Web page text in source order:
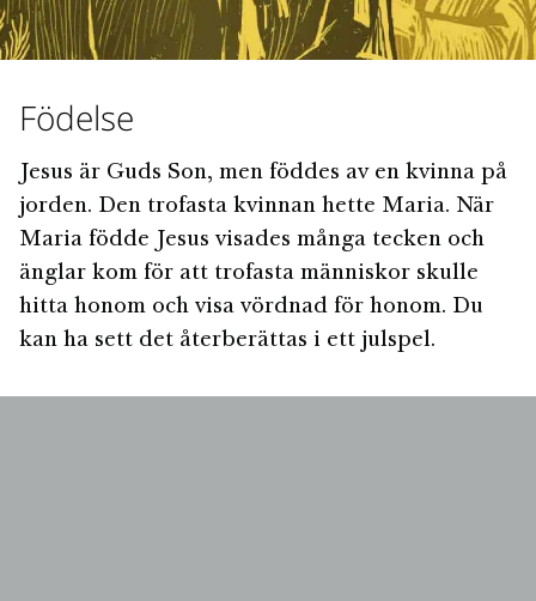
Födelse
Jesus är Guds Son, men föddes av en kvinna på
jorden. Den trofasta kvinnan hette Maria. När
Maria födde Jesus visades många tecken och
änglar kom för att trofasta människor skulle
hitta honom och visa vördnad för honom. Du
kan ha sett det återberättas i ett julspel.